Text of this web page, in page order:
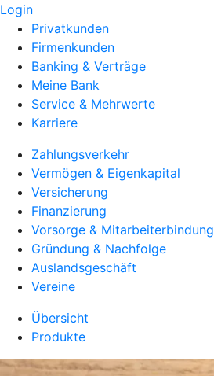
Login
Privatkunden
Firmenkunden
Banking & Verträge
Meine Bank
Service & Mehrwerte
Karriere
Zahlungsverkehr
Vermögen & Eigenkapital
Versicherung
Finanzierung
Vorsorge & Mitarbeiterbindung
Gründung & Nachfolge
Auslandsgeschäft
Vereine
Übersicht
Produkte